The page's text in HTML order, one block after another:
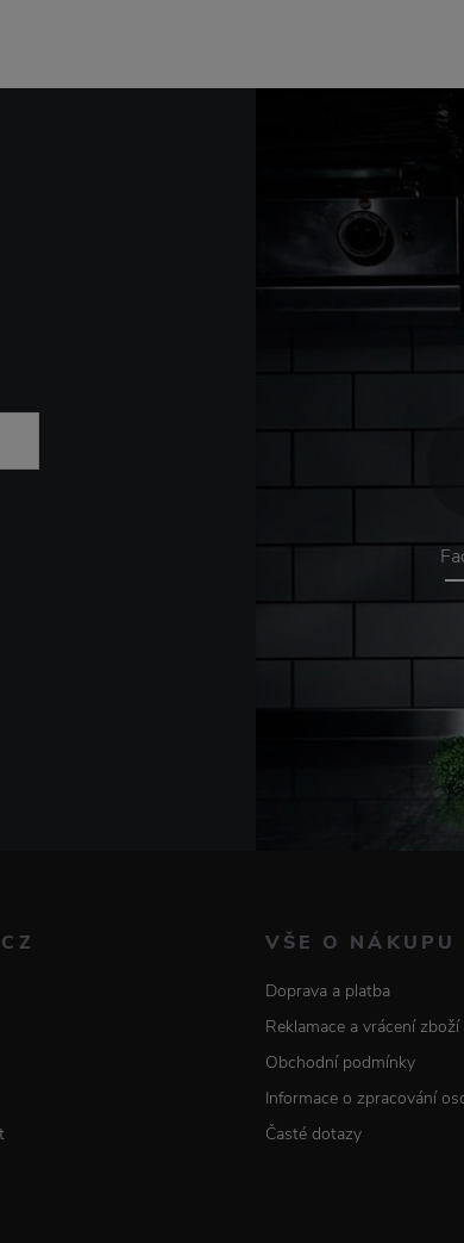
VŠE O NÁKUPU
Doprava a platba
Reklamace a vrácení zboží
Obchodní podmínky
Informace o zpracování
Časté dotazy